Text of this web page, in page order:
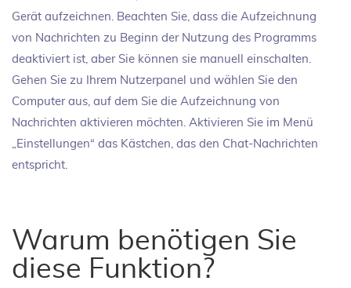
Gerät aufzeichnen. Beachten Sie, dass die Aufzeichnung
von Nachrichten zu Beginn der Nutzung des Programms
deaktiviert ist, aber Sie können sie manuell einschalten.
Gehen Sie zu Ihrem Nutzerpanel und wählen Sie den
Computer aus, auf dem Sie die Aufzeichnung von
Nachrichten aktivieren möchten. Aktivieren Sie im Menü
„Einstellungen“ das Kästchen, das den Chat-Nachrichten
entspricht.
Warum benötigen Sie
diese Funktion?